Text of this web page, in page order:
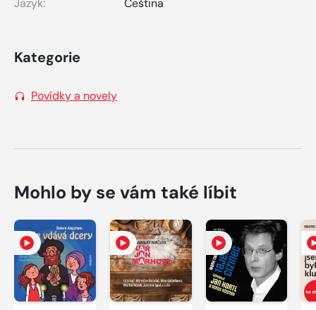
Jazyk:
Čeština
Kategorie
Povídky a novely
Mohlo by se vám také líbit